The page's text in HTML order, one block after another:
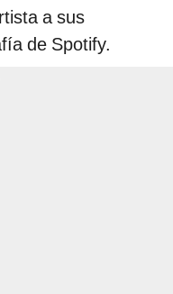
a sus
de Spotify.